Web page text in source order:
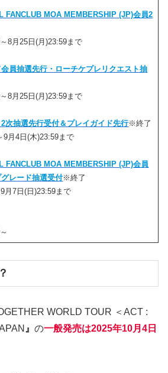
FANCLUB MOA MEMBERSHIP (JP)会員2
8月25日(月)23:59まで
員抽選先行・ローチケプレリクエスト抽
8月25日(月)23:59まで
次抽選先行受付＆プレイガイド先行※終了
9月4日(木)23:59まで
FANCLUB MOA MEMBERSHIP (JP)会員
レード抽選受付※終了
月7日(日)23:59まで
WORLD TOUR ＜ACT :
』 の一般発売は2025年10月4日